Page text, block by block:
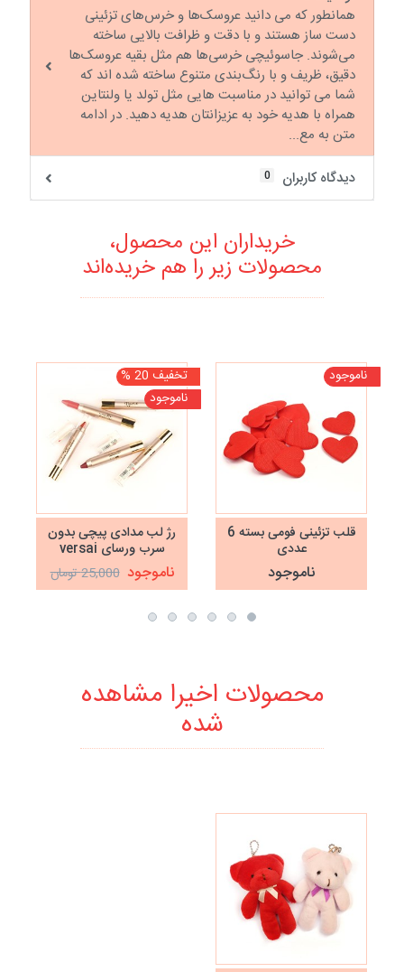
همانطور که می دانيد عروسک‌ها و خرس‌های تزئینی
دست ساز هستند و با دقت و ظرافت بالایی ساخته
می‌شوند. جاسوئیچی خرسی‌ها هم مثل بقیه عروسک‌ها
دقیق، ظریف و با رنگ‌بندی متنوع ساخته شده اند که
شما می توانید در مناسبت هایی مثل تولد یا ولنتاین
همراه با هدیه خود به عزیزانتان هدیه دهید. در ادامه
متن به مع...
دیدگاه کاربران
0
خریداران این محصول،
محصولات زیر را هم خریده‌اند
ناموجود
قلب تزئینی فومی بسته 6
عددی
ناموجود
تخفیف 20 %
ناموجود
رژ لب مدادی پیچی بدون
سرب ورسای versai
ناموجود 25,000 تومان
محصولات اخیرا مشاهده
شده